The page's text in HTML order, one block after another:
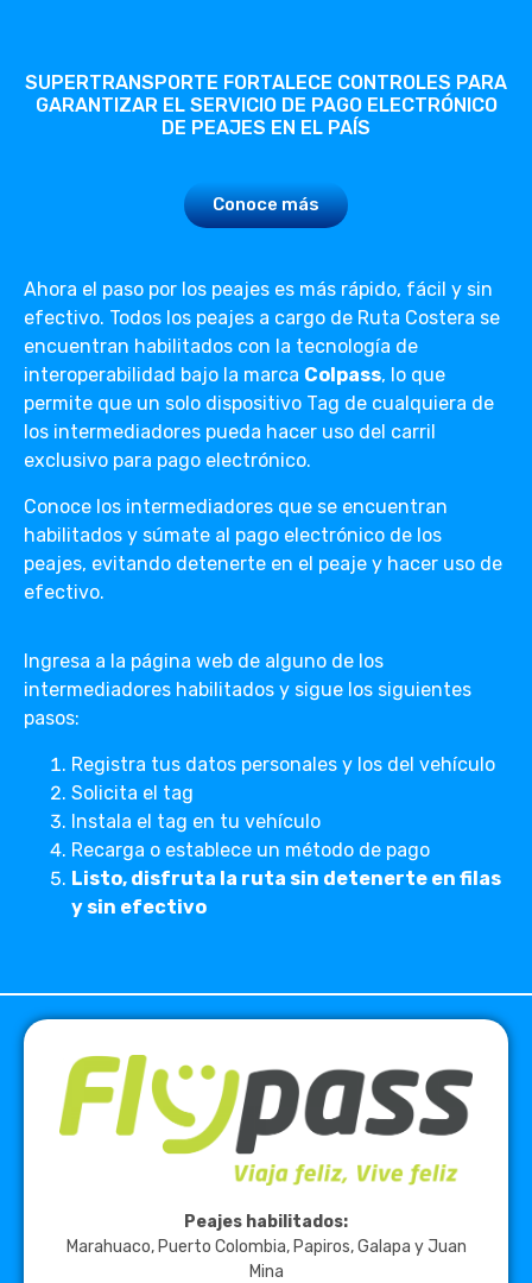
Ahora el paso por los peajes es más rápido, fácil y sin
efectivo. Todos los peajes a cargo de Ruta Costera se
encuentran habilitados con la tecnología de
interoperabilidad bajo la marca Colpass, lo que
permite que un solo dispositivo Tag de cualquiera de
los intermediadores pueda hacer uso del carril
exclusivo para pago electrónico.
Conoce los intermediadores que se encuentran
habilitados y súmate al pago electrónico de los
peajes, evitando detenerte en el peaje y hacer uso de
efectivo.
Ingresa a la página web de alguno de los
intermediadores habilitados y sigue los siguientes
pasos:
Registra tus datos personales y los del vehículo
Solicita el tag
Instala el tag en tu vehículo
Recarga o establece un método de pago
Listo, disfruta la ruta sin detenerte en filas
y sin efectivo
SUPERTRANSPORTE FORTALECE CONTROLES PARA
GARANTIZAR EL SERVICIO DE PAGO ELECTRÓNICO
DE PEAJES EN EL PAÍS
Conoce más
Peajes habilitados:
Marahuaco, Puerto Colombia, Papiros, Galapa y Juan
Mina